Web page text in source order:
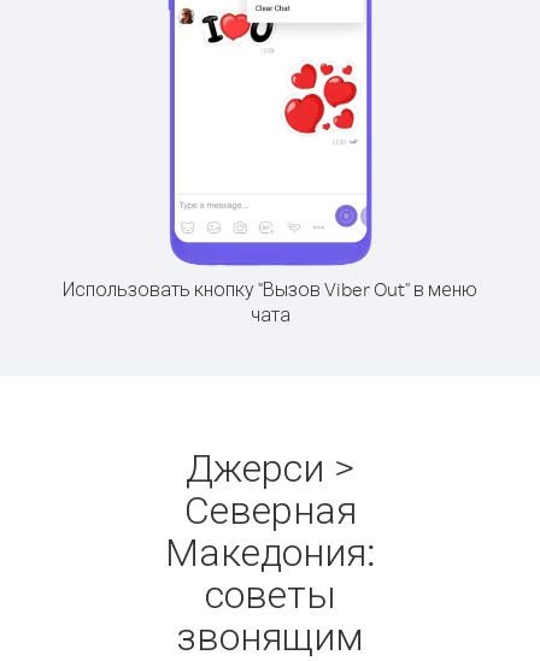
Использовать кнопку "Вызов Viber Out" в меню
чата
Джерси >
Северная
Македония:
советы
звонящим